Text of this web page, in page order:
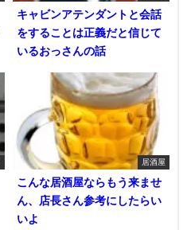
キャビンアテンダントと会話
をすることは正義だと信じて
いるおっさんの話
居酒屋
こんな居酒屋ならもう来ませ
ん、店長さん参考にしたらい
いよ